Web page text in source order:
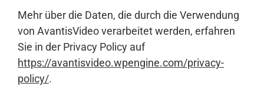
Mehr über die Daten, die durch die Verwendung
von AvantisVideo verarbeitet werden, erfahren
Sie in der Privacy Policy auf
https://avantisvideo.wpengine.com/privacy-
policy/.